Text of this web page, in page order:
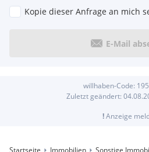
Kopie dieser Anfrage an mich
E-Mail
willhaben-Code:
Zuletzt geändert:
!Anzeige